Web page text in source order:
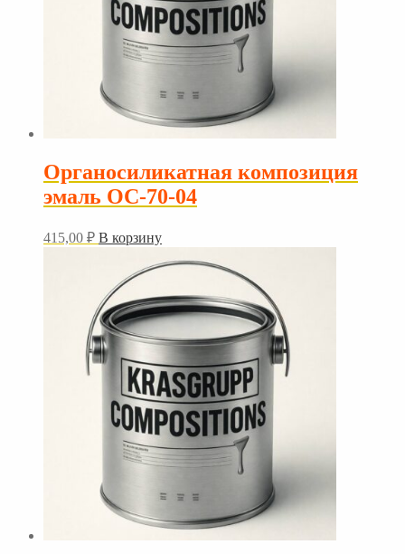
Органосиликатная композиция
эмаль ОС-70-04
415,00 ₽ В корзину